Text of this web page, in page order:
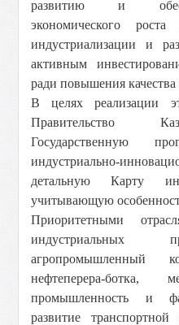
развитию и
экономического
индустриализации и
активным
ради повышения качества
В целях реализации
Правительство
Государственную
индустриально-
детальную Карту
учитывающую
Приоритетными
индустриальных
агропромышленный
нефтеперера-ботка,
промышленность и
развитие